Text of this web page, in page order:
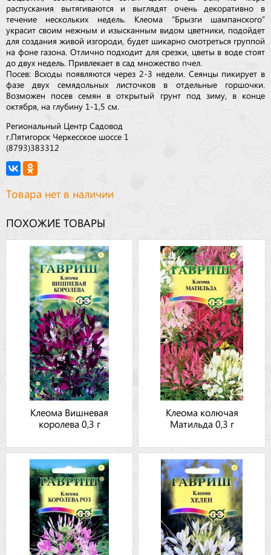
распускания вытягиваются и выглядят очень декоративно в
течение нескольких недель. Клеома “Брызги шампанского”
украсит своим нежным и изысканным видом цветники, подойдет
для создания живой изгороди, будет шикарно смотреться группой
на фоне газона. Отлично подходит для срезки, цветы в воде стоят
до двух недель. Привлекает в сад множество пчел.
Посев: Всходы появляются через 2-3 недели. Сеянцы пикирует в
фазе двух семядольных листочков в отдельные горшочки.
Возможен посев семян в открытый грунт под зиму, в конце
октября, на глубину 1-1,5 см.
Региональный Центр Садовод
г.Пятигорск Черкесское шоссе 1
(8793)383312
Товара нет в наличии
ПОХОЖИЕ ТОВАРЫ
Клеома Вишневая
королева 0,3 г
Клеома колючая
Матильда 0,3 г